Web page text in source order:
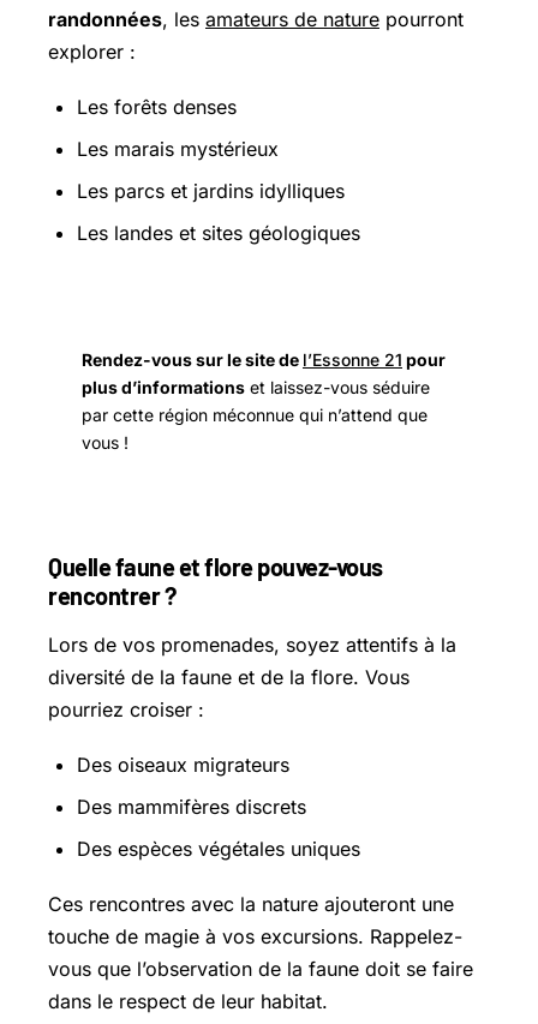
randonnées, les amateurs de nature pourront
explorer :
Les forêts denses
Les marais mystérieux
Les parcs et jardins idylliques
Les landes et sites géologiques
Rendez-vous sur le site de l’Essonne 21 pour
plus d’informations et laissez-vous séduire
par cette région méconnue qui n’attend que
vous !
Quelle faune et flore pouvez-vous
rencontrer ?
Lors de vos promenades, soyez attentifs à la
diversité de la faune et de la flore. Vous
pourriez croiser :
Des oiseaux migrateurs
Des mammifères discrets
Des espèces végétales uniques
Ces rencontres avec la nature ajouteront une
touche de magie à vos excursions. Rappelez-
vous que l’observation de la faune doit se faire
dans le respect de leur habitat.